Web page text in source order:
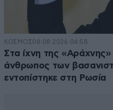
ΚΟΣΜΟΣ08·08·2026 04:58
Στα ίχνη της
άνθρωπος των
εντοπίστηκε στη Ρωσία